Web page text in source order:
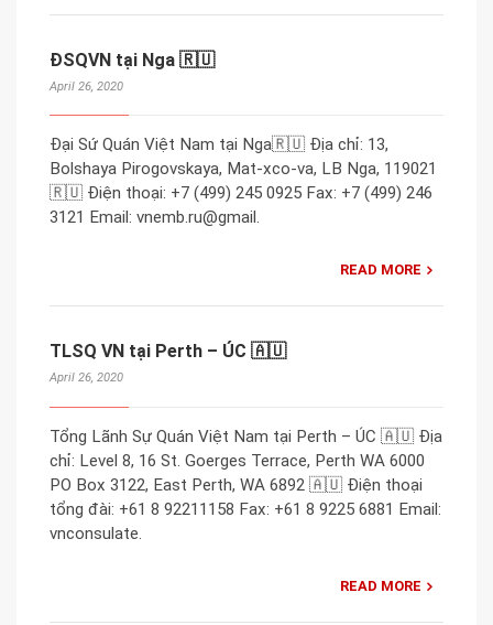
ĐSQVN tại Nga 🇷🇺
April 26, 2020
Đại Sứ Quán Việt Nam tại Nga🇷🇺 Địa chỉ: 13,
Bolshaya Pirogovskaya, Mat-xco-va, LB Nga, 119021
🇷🇺 Điện thoại: +7 (499) 245 0925 Fax: +7 (499) 246
3121 Email: vnemb.ru@gmail.
READ MORE
TLSQ VN tại Perth – ÚC 🇦🇺
April 26, 2020
Tổng Lãnh Sự Quán Việt Nam tại Perth – ÚC 🇦🇺 Địa
chỉ: Level 8, 16 St. Goerges Terrace, Perth WA 6000
PO Box 3122, East Perth, WA 6892 🇦🇺 Điện thoại
tổng đài: +61 8 92211158 Fax: +61 8 9225 6881 Email:
vnconsulate.
READ MORE